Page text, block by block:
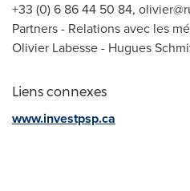
+33 (0) 6 86 44 50 84,
Partners - Relations avec les
Olivier Labesse - Hugues
Liens connexes
www.investpsp.ca